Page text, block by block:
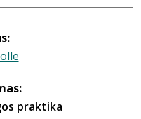
praktika